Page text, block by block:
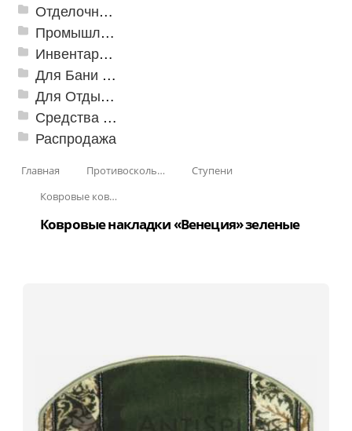
Отделочные профили
Промышленный текстиль
Инвентарь для клининга
Для Бани и Сауны
Для Отдыха и Пикника
Средства от насекомых и садовых вредителей
Распродажа
Главная Противоскользящая защита для лестниц, профили, ленты
Ступени
Ковровые коврики на ступеньки
Ковровые накладки «Венеция» зеленые